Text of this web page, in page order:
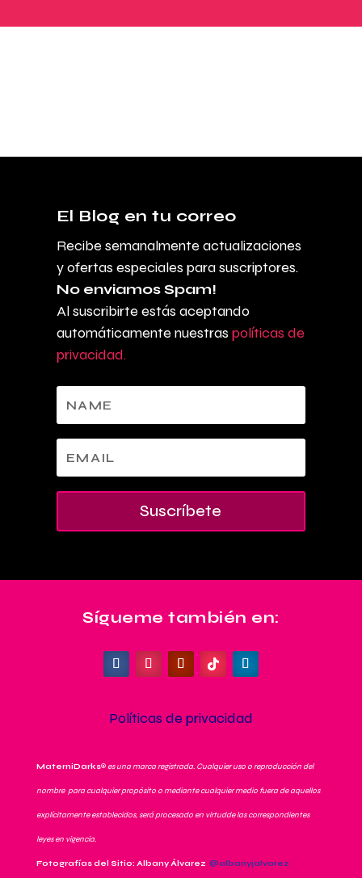
El Blog en tu correo
Recibe semanalmente actualizaciones
y ofertas especiales para suscriptores.
No enviamos Spam!
Al suscribirte estás aceptando
automáticamente nuestras políticas de
privacidad.
Suscríbete
Sígueme también en:
Políticas de privacidad
MaterniDarks®es una marca registrada. Cualquier uso o reproducción del
nombre para cualquier propósito o mediante cualquier medio fuera de aquellos
explícitamente establecidos, será procesado en virtudde las correspondientes
leyes en vigencia.
Fotografías del Sitio: Albany Álvarez @albanyjalvarez